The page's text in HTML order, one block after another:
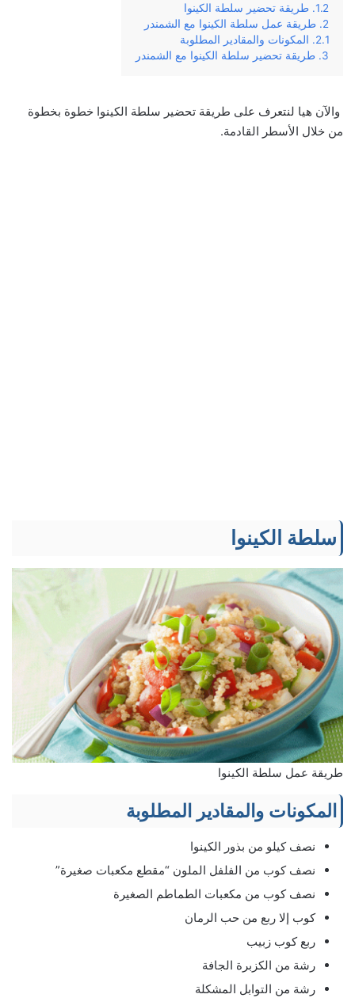
طريقة تحضير سلطة الكينوا
طريقة عمل سلطة الكينوا مع الشمندر
المكونات والمقادير المطلوبة
طريقة تحضير سلطة الكينوا مع الشمندر
والآن هيا لنتعرف على طريقة تحضير سلطة الكينوا خطوة بخطوة
من خلال الأسطر القادمة.
سلطة الكينوا
طريقة عمل سلطة الكينوا
المكونات والمقادير المطلوبة
نصف كيلو من بذور الكينوا
نصف كوب من الفلفل الملون “مقطع مكعبات صغيرة”
نصف كوب من مكعبات الطماطم الصغيرة
كوب إلا ربع من حب الرمان
ربع كوب زبيب
رشة من الكزبرة الجافة
رشة من التوابل المشكلة